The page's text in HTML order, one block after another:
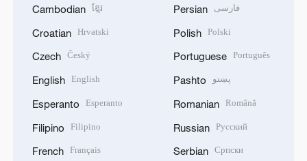
Cambodian ខ្មែរ
Croatian Hrvatski
Czech Český
English English
Esperanto Esperanto
Filipino Filipino
French Français
Persian فارسی
Polish Polski
Portuguese Português
Pashto پښتو
Romanian Română
Russian Русский
Serbian Српски